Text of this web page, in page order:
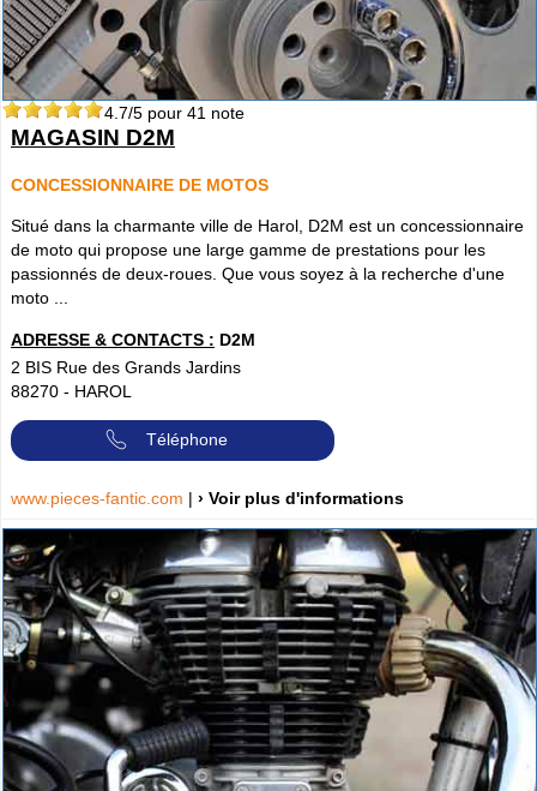
4.7/5 pour 41 note
MAGASIN D2M
CONCESSIONNAIRE DE MOTOS
Situé dans la charmante ville de Harol, D2M est un concessionnaire
de moto qui propose une large gamme de prestations pour les
passionnés de deux-roues. Que vous soyez à la recherche d'une
moto ...
ADRESSE & CONTACTS : D2M
2 BIS Rue des Grands Jardins
88270 - HAROL
Téléphone
www.pieces-fantic.com | › Voir plus d'informations